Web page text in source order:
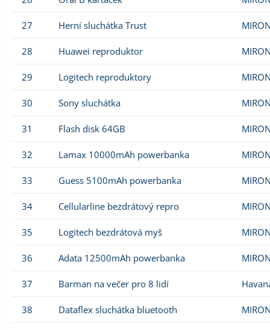
27 Herní sluchátka Trust
28 Huawei reproduktor
29 Logitech reproduktory
30 Sony sluchátka
31 Flash disk 64GB
32 Lamax 10000mAh powerbanka
33 Guess 5100mAh powerbanka
34 Cellularline bezdrátový repro
35 Logitech bezdrátová myš
36 Adata 12500mAh powerbanka
37 Barman na večer pro 8 lidí
38 Dataflex sluchátka bluetooth